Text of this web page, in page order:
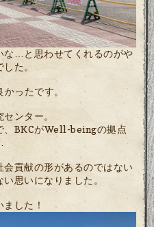
な…と思わせてくれるのがや
た。
ったです。
ンター。
、BKCがWell-beingの拠点
貢献の形があるのではない
思いになりました。
した！